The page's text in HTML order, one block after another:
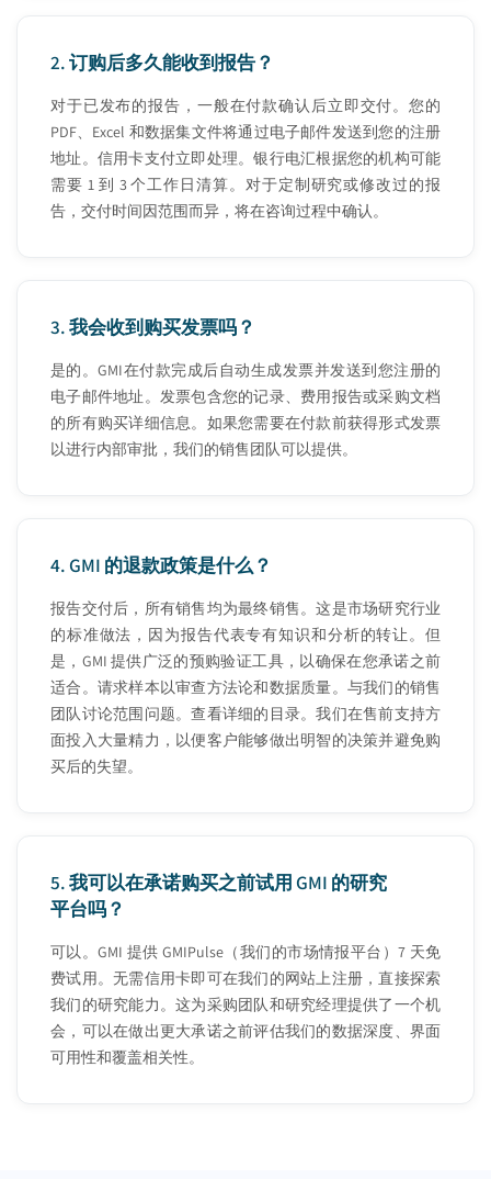
2.订购后多久能收到报告？
对于已发布的报告，一般在付款确认后立即交付。您的
PDF、Excel 和数据集文件将通过电子邮件发送到您的注册
地址。信用卡支付立即处理。银行电汇根据您的机构可能
需要 1 到 3 个工作日清算。对于定制研究或修改过的报
告，交付时间因范围而异，将在咨询过程中确认。
3.我会收到购买发票吗？
是的。GMI在付款完成后自动生成发票并发送到您注册的
电子邮件地址。发票包含您的记录、费用报告或采购文档
的所有购买详细信息。如果您需要在付款前获得形式发票
以进行内部审批，我们的销售团队可以提供。
4.GMI 的退款政策是什么？
报告交付后，所有销售均为最终销售。这是市场研究行业
的标准做法，因为报告代表专有知识和分析的转让。但
是，GMI 提供广泛的预购验证工具，以确保在您承诺之前
适合。请求样本以审查方法论和数据质量。与我们的销售
团队讨论范围问题。查看详细的目录。我们在售前支持方
面投入大量精力，以便客户能够做出明智的决策并避免购
买后的失望。
5.我可以在承诺购买之前试用 GMI 的研究
平台吗？
可以。GMI 提供 GMIPulse（我们的市场情报平台）7 天免
费试用。无需信用卡即可在我们的网站上注册，直接探索
我们的研究能力。这为采购团队和研究经理提供了一个机
会，可以在做出更大承诺之前评估我们的数据深度、界面
可用性和覆盖相关性。